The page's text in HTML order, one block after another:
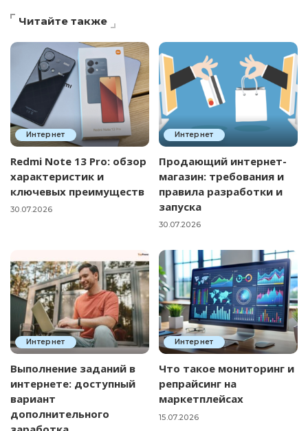
Читайте также
Интернет
Redmi Note 13 Pro: обзор
характеристик и
ключевых преимуществ
30.07.2026
Интернет
Продающий интернет-
магазин: требования и
правила разработки и
запуска
30.07.2026
Интернет
Выполнение заданий в
интернете: доступный
вариант
дополнительного
Интернет
Что такое мониторинг и
репрайсинг на
маркетплейсах
15.07.2026